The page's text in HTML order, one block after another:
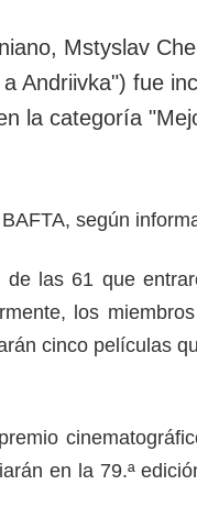
Mstyslav
Andriivka") fue
la categoría
según
de las 61 que
los
cinco películas
en la 79.ª